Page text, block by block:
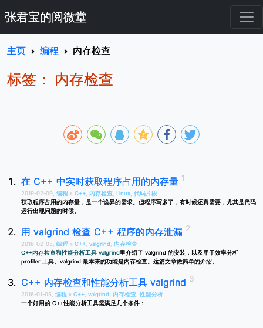
张君宝的阅微堂
主页 编程 内存检查
标签： 内存检查
在 C++ 中实时获取程序占用的内存量
2019-02-09, 编程 » C++ 内存检查 Linux 代码片段
获取程序占用的内存量，是一个诡异的需求。但程序写多了，有时候还真需要，尤其是代码
运行出现问题的时候。
用 valgrind 检查 C++ 程序的内存泄漏
2016-02-05, 编程 » C++ valgrind
内存检查
C++内存检查和性能分析工具 valgrind里介绍了 valgrind 的安装，以及用于效率分析
profiler 工具。valgrind 最本来的功能是内存检查。这篇文章做简单的介绍。
C++ 内存检查和性能分析工具 valgrind
2016-01-05, 编程 » C++ valgrind 内存检查 性能分析
一个好用的 C++性能分析工具需满足几个条件：